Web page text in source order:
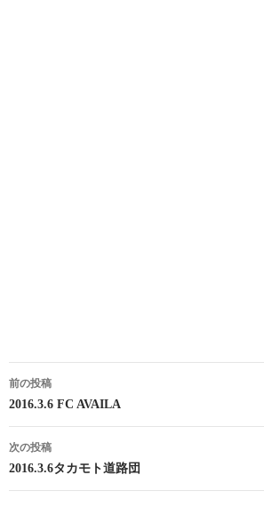
投
稿
ナ
ビ
前の投稿
2016.3.6 FC AVAILA
次の投稿
2016.3.6タカモト道路団